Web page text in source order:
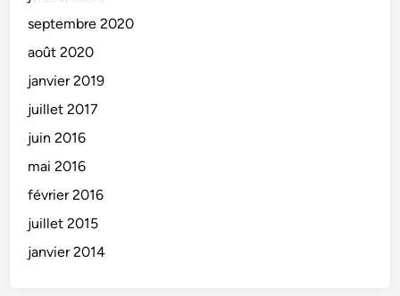
septembre 2020
août 2020
janvier 2019
juillet 2017
juin 2016
mai 2016
février 2016
juillet 2015
janvier 2014